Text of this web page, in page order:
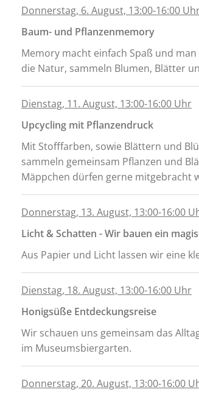
Donnerstag, 6. August, 13:00-16:00
Baum- und Pflanzenmemory
Memory macht einfach Spaß und
die Natur, sammeln Blumen, Blätter
Dienstag, 11. August, 13:00-16:00 Uhr
Upcycling mit Pflanzendruck
Mit Stofffarben, sowie Blättern und
sammeln gemeinsam Pflanzen und
Mäppchen dürfen gerne mitgebracht
Donnerstag, 13. August, 13:00-16:00
Licht & Schatten - Wir bauen ein
Aus Papier und Licht lassen wir eine
Dienstag, 18. August, 13:00-16:00 Uhr
Honigsüße Entdeckungsreise
Wir schauen uns gemeinsam das
im Museumsbiergarten.
Donnerstag, 20. August, 13:00-16:00